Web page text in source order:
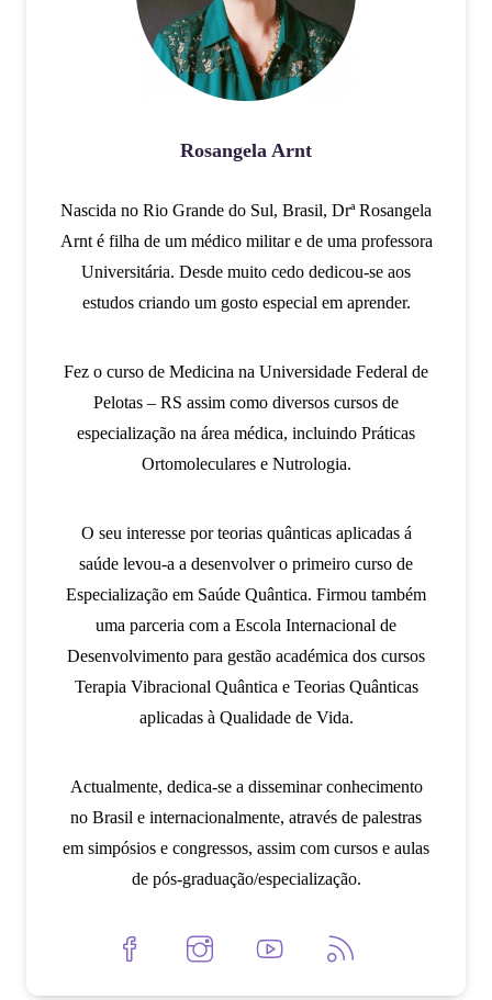
Rosangela Arnt
Nascida no Rio Grande do Sul, Brasil, Drª Rosangela
Arnt é filha de um médico militar e de uma professora
Universitária. Desde muito cedo dedicou-se aos
estudos criando um gosto especial em aprender.
Fez o curso de Medicina na Universidade Federal de
Pelotas – RS assim como diversos cursos de
especialização na área médica, incluindo Práticas
Ortomoleculares e Nutrologia.
O seu interesse por teorias quânticas aplicadas á
saúde levou-a a desenvolver o primeiro curso de
Especialização em Saúde Quântica. Firmou também
uma parceria com a Escola Internacional de
Desenvolvimento para gestão académica dos cursos
Terapia Vibracional Quântica e Teorias Quânticas
aplicadas à Qualidade de Vida.
Actualmente, dedica-se a disseminar conhecimento
no Brasil e internacionalmente, através de palestras
em simpósios e congressos, assim com cursos e aulas
de pós-graduação/especialização.